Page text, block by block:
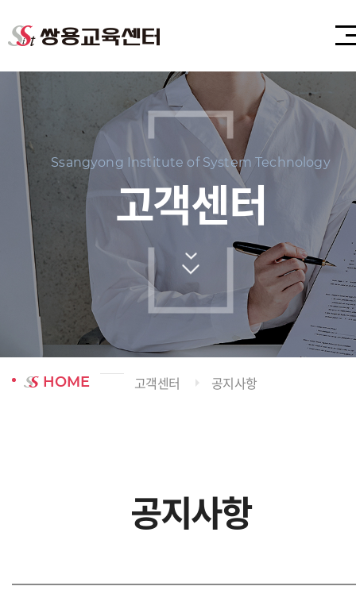
Ssangyong Institute of System Technology
고객센터
HOME 고객센터 공지사항
공지사항